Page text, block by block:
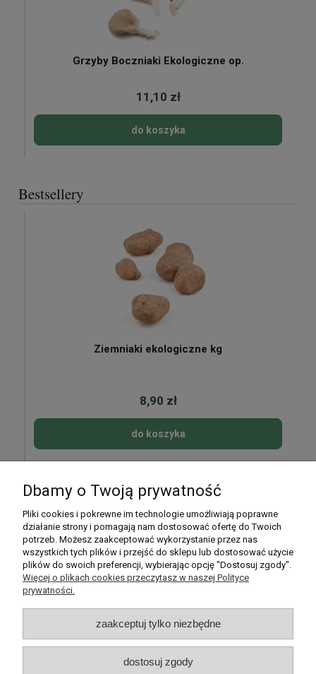
Grzyby Boczniaki Ekologiczne op.
11,10 zł
do koszyka
Bestsellery
Ziemniaki ekologiczne kg
8,90 zł
do koszyka
Moje konto
Płatności i dostawa
Informacje
O nas
Dbamy o Twoją prywatność
Pliki cookies i pokrewne im technologie umożliwiają poprawne
działanie strony i pomagają nam dostosować ofertę do Twoich
potrzeb. Możesz zaakceptować wykorzystanie przez nas
wszystkich tych plików i przejść do sklepu lub dostosować użycie
plików do swoich preferencji, wybierając opcję "Dostosuj zgody".
Więcej o plikach cookies przeczytasz w naszej Polityce
prywatności.
zaakceptuj tylko niezbędne
dostosuj zgody